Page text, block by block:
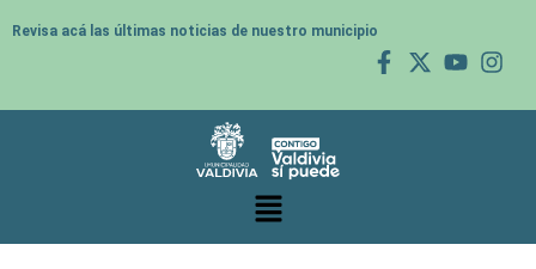
Revisa acá las últimas noticias de nuestro municipio